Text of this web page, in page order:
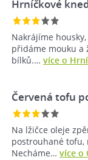
Hrníčkové
Nakrájíme
přidáme mouku a
bílků.… více o
Červená tofu
Na lžičce oleje
postrouhané tofu,
Necháme… více o